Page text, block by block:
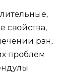
свойства,
ран,
проблем